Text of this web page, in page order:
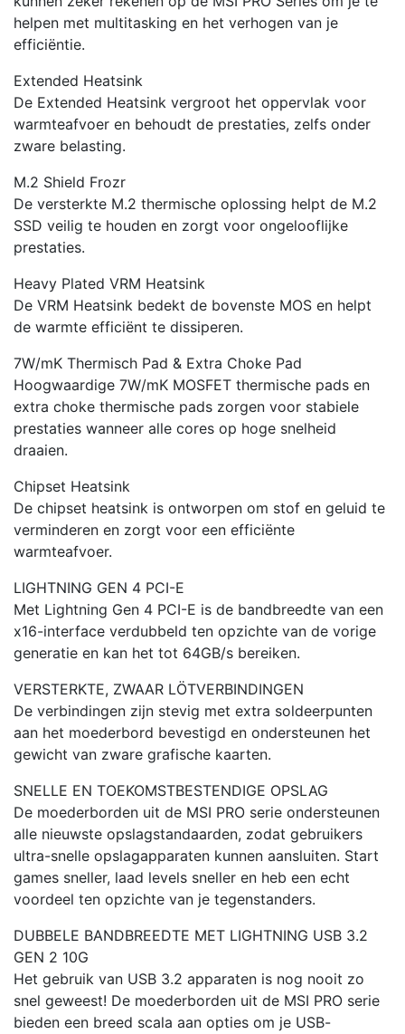
helpen met multitasking en het verhogen van je
efficiëntie.
Extended Heatsink
De Extended Heatsink vergroot het oppervlak voor
warmteafvoer en behoudt de prestaties, zelfs onder
zware belasting.
M.2 Shield Frozr
De versterkte M.2 thermische oplossing helpt de M.2
SSD veilig te houden en zorgt voor ongelooflijke
prestaties.
Heavy Plated VRM Heatsink
De VRM Heatsink bedekt de bovenste MOS en helpt
de warmte efficiënt te dissiperen.
7W/mK Thermisch Pad & Extra Choke Pad
Hoogwaardige 7W/mK MOSFET thermische pads en
extra choke thermische pads zorgen voor stabiele
prestaties wanneer alle cores op hoge snelheid
draaien.
Chipset Heatsink
De chipset heatsink is ontworpen om stof en geluid te
verminderen en zorgt voor een efficiënte
warmteafvoer.
LIGHTNING GEN 4 PCI-E
Met Lightning Gen 4 PCI-E is de bandbreedte van een
x16-interface verdubbeld ten opzichte van de vorige
generatie en kan het tot 64GB/s bereiken.
VERSTERKTE, ZWAAR LÖTVERBINDINGEN
De verbindingen zijn stevig met extra soldeerpunten
aan het moederbord bevestigd en ondersteunen het
gewicht van zware grafische kaarten.
SNELLE EN TOEKOMSTBESTENDIGE OPSLAG
De moederborden uit de MSI PRO serie ondersteunen
alle nieuwste opslagstandaarden, zodat gebruikers
ultra-snelle opslagapparaten kunnen aansluiten. Start
games sneller, laad levels sneller en heb een echt
voordeel ten opzichte van je tegenstanders.
DUBBELE BANDBREEDTE MET LIGHTNING USB 3.2
GEN 2 10G
Het gebruik van USB 3.2 apparaten is nog nooit zo
snel geweest! De moederborden uit de MSI PRO serie
bieden een breed scala aan opties om je USB-